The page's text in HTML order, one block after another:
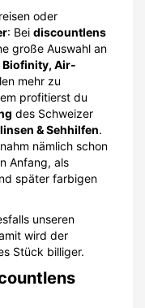
oder
: Bei discountlens
große Auswahl an
Biofinity, Air-
mehr zu
profitierst du
des Schweizer
& Sehhilfen.
nahm nämlich schon
Anfang, als
später farbigen
unseren
wird der
Stück billiger.